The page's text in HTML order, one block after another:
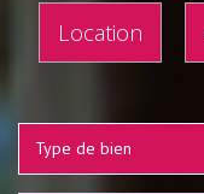
Location
Type de bien